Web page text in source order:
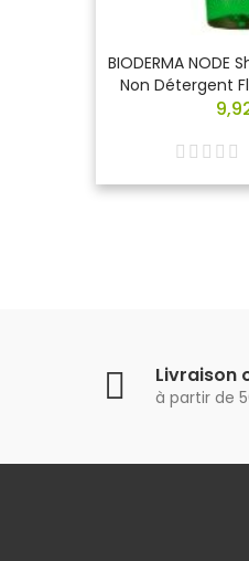
BIODERMA NODE
Non Détergent
Livraison
à partir de